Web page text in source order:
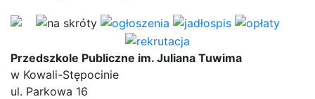
Przedszkole Publiczne im. Juliana Tuwima
w Kowali-Stępocinie
ul. Parkowa 16